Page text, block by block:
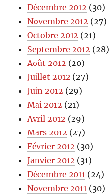
Décembre 2012 (30)
Novembre 2012 (27)
Octobre 2012 (21)
Septembre 2012 (28)
Août 2012 (20)
Juillet 2012 (27)
Juin 2012 (29)
Mai 2012 (21)
Avril 2012 (29)
Mars 2012 (27)
Février 2012 (30)
Janvier 2012 (31)
Décembre 2011 (24)
Novembre 2011 (30)